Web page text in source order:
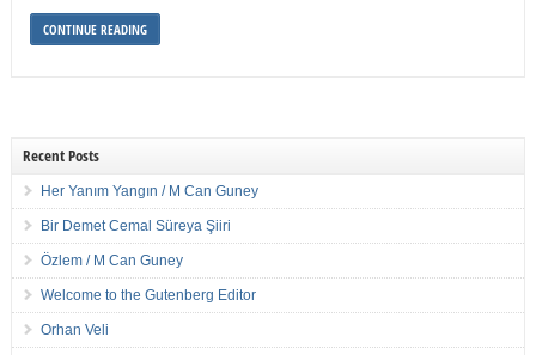
CONTINUE READING
Recent Posts
Her Yanım Yangın / M Can Guney
Bir Demet Cemal Süreya Şiiri
Özlem / M Can Guney
Welcome to the Gutenberg Editor
Orhan Veli